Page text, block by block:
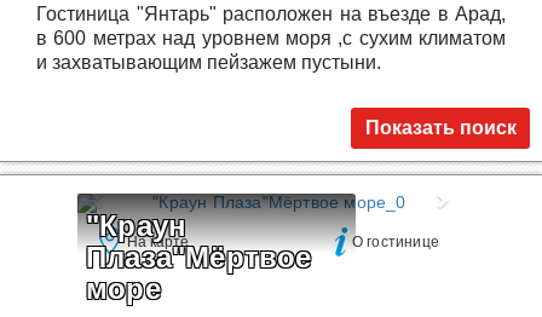
Гостиница "Янтарь" расположен на въезде в Арад,
в 600 метрах над уровнем моря ,с сухим климатом
и захватывающим пейзажем пустыни.
Показать поиск
"Краун
Плаза"Мёртвое
море
На карте О гостинице